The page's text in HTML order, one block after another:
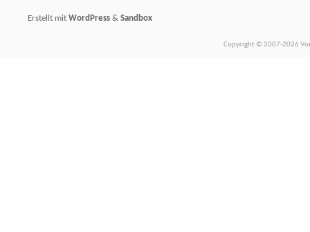
Erstellt mit WordPress & Sandbox
Copyright © 2007-2026